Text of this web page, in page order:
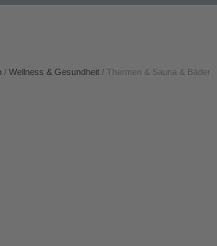
/ Wellness & Gesundheit / Thermen & Sauna & Bäder